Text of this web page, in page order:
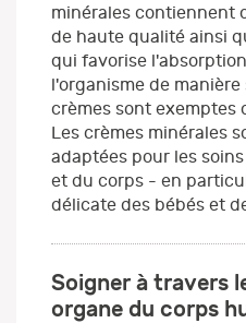
minérales contiennent
de haute qualité ainsi
qui favorise
l'organisme de manière
crèmes sont exemptes
Les crèmes minérales
adaptées pour les
et du corps - en
délicate des bébés et
Soigner à travers
organe du corps